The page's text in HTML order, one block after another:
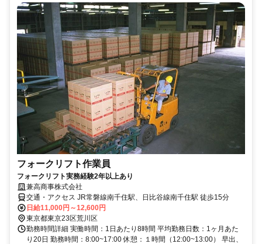
フォークリフト作業員
フォークリフト実務経験2年以上あり
兼高商事株式会社
交通・アクセス JR常磐線南千住駅、日比谷線南千住駅 徒歩15分
日給11,000円～12,600円
東京都東京23区荒川区
勤務時間詳細 実働時間：1日あたり8時間 平均勤務日数：1ヶ月あた
り20日 勤務時間：8:00~17:00 休憩：１時間（12:00~13:00） 早出、